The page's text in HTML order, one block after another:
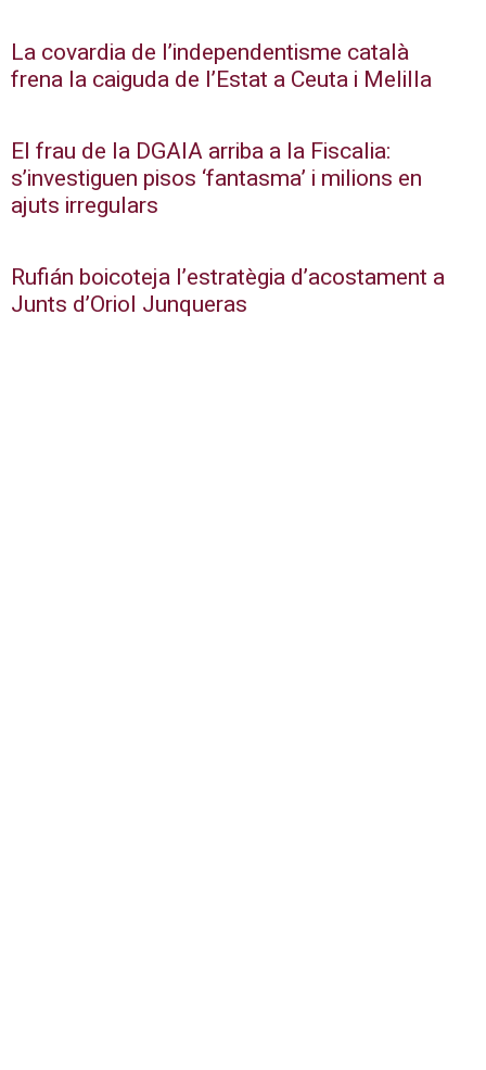
La covardia de l’independentisme català
frena la caiguda de l’Estat a Ceuta i Melilla
El frau de la DGAIA arriba a la Fiscalia:
s’investiguen pisos ‘fantasma’ i milions en
ajuts irregulars
Rufián boicoteja l’estratègia d’acostament a
Junts d’Oriol Junqueras